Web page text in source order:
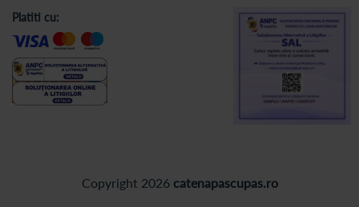
Copyright 2026 catenapascupas.ro
Platiti cu: